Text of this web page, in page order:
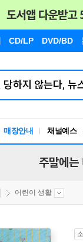
CD/LP DVD/BD
매장안내 채널예스
주말에는
어린이 생활